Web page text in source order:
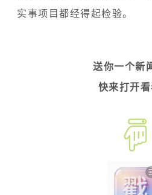
实事项目都经得起检验。
送你一个新
快来打开